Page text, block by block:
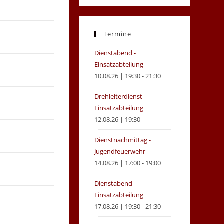
in
new
in
new
Termine
Dienstabend -
Einsatzabteilung
10.08.26 | 19:30 - 21:30
Drehleiterdienst -
Einsatzabteilung
12.08.26 | 19:30
Dienstnachmittag -
Jugendfeuerwehr
14.08.26 | 17:00 - 19:00
Dienstabend -
Einsatzabteilung
17.08.26 | 19:30 - 21:30